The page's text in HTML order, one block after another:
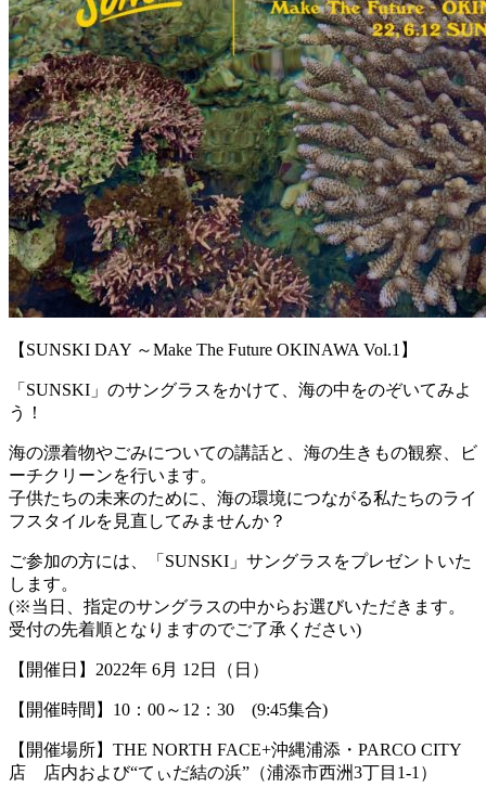
【SUNSKI DAY ～Make The Future OKINAWA Vol.1】
「SUNSKI」のサングラスをかけて、海の中をのぞいてみよ
う！
海の漂着物やごみについての講話と、海の生きもの観察、ビ
ーチクリーンを行います。
子供たちの未来のために、海の環境につながる私たちのライ
フスタイルを見直してみませんか？
ご参加の方には、「SUNSKI」サングラスをプレゼントいた
します。
(※当日、指定のサングラスの中からお選びいただきます。
受付の先着順となりますのでご了承ください)
【開催日】2022年 6月 12日（日）
【開催時間】10：00～12：30 (9:45集合)
【開催場所】THE NORTH FACE+沖縄浦添・PARCO CITY
店 店内および“てぃだ結の浜”（浦添市西洲3丁目1-1）